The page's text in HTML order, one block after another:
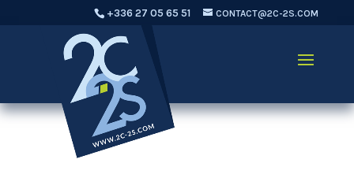
+336 27 05 65 51 CONTACT@2C-2S.COM